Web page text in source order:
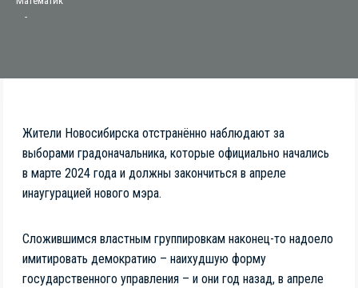
Жители Новосибирска отстранённо наблюдают за
выборами градоначальника, которые официально начались
в марте 2024 года и должны закончиться в апреле
инаугурацией нового мэра.
Сложившимся властным группировкам наконец-то надоело
имитировать демократию – наихудшую форму
государственного управления – и они год назад, в апреле